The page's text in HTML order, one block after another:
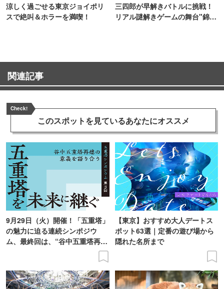
涼しく過ごせる東京ジョイポリ
スで絶叫＆ホラーを満喫！
三四郎が早解きバトルに挑戦！
リアル謎解きゲームの舞台"錦糸
関連記事
Check!
このスポットを見ているあなたにオススメ
9月29日（火）開催！「五重塔」
の魅力に迫る連続シンポジウ
ム、最終回は、“谷中五重塔再建
【東京】おすすめ大人デートス
ポット63選｜定番の遊び場から
隠れた名所まで